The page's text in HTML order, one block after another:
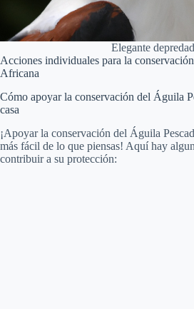
Elegante
Acciones individuales para la
Africana
Cómo apoyar la conservación del Águila
casa
¡Apoyar la conservación del Águila
más fácil de lo que piensas! Aquí hay
contribuir a su protección: